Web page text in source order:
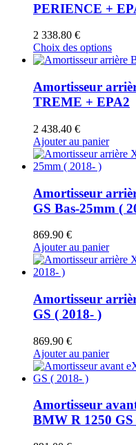
PERIENCE +
2 338.80 €
Choix des optionsCe
Les
page
du
Amortisseur
TREME + EPA2
2 438.40 €
Ajouter au panier
Amortisseur
GS Bas-25mm (
869.90 €
Ajouter au panier
Amortisseur
GS ( 2018- )
869.90 €
Ajouter au panier
Amortisseur
BMW R 1250 GS